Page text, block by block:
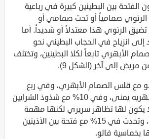
الفتحة بين البطينين كبيرة في رباعية
الرئوي صمامياً أو تحت صمامي أو
الرئوي هذا معتدلاً أو شديداً. أما
إلى انزياح في الحجاب البطيني نحو
الأبهري تابعاً لكلا البطينين، وتختلف
مريض إلى آخر (الشكل 9).
مع قلس الصمام الأبهري، وفي ربع
الحالات مع قوس أبهريه يمنى، وفي 10% مع شذوذ الشرايين
لا يكون لها تظاهر سريري لكنها مهمة
من الناحية الجراحية، وتحدث في 15% مع فتحة بين الأذينين
بخماسية فالو.